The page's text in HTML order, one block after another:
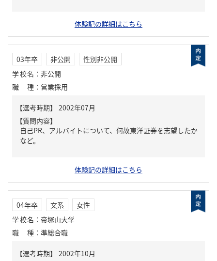
体験記の詳細はこちら
03年卒 非公開
性別非公開
学校名 ： 非公開
職種 ： 営業採用
【質問内容】
自己PR、アルバイトについて、何故東洋証券を志望したか
など。
体験記の詳細はこちら
04年卒 文系
女性
学校名 ： 帝塚山大学
職種 ： 準総合職